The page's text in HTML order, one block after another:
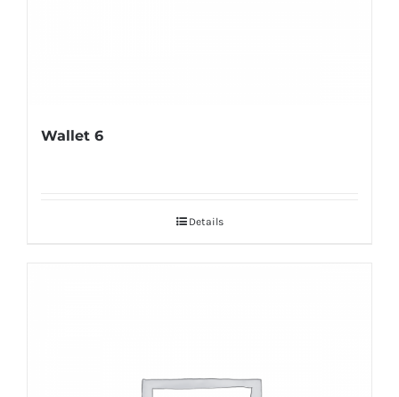
Wallet 6
Details